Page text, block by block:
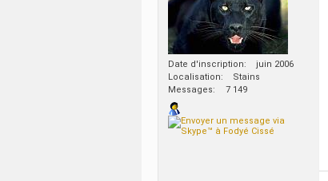
Date d'inscription
juin 2006
Localisation
Stains
Messages
7 149